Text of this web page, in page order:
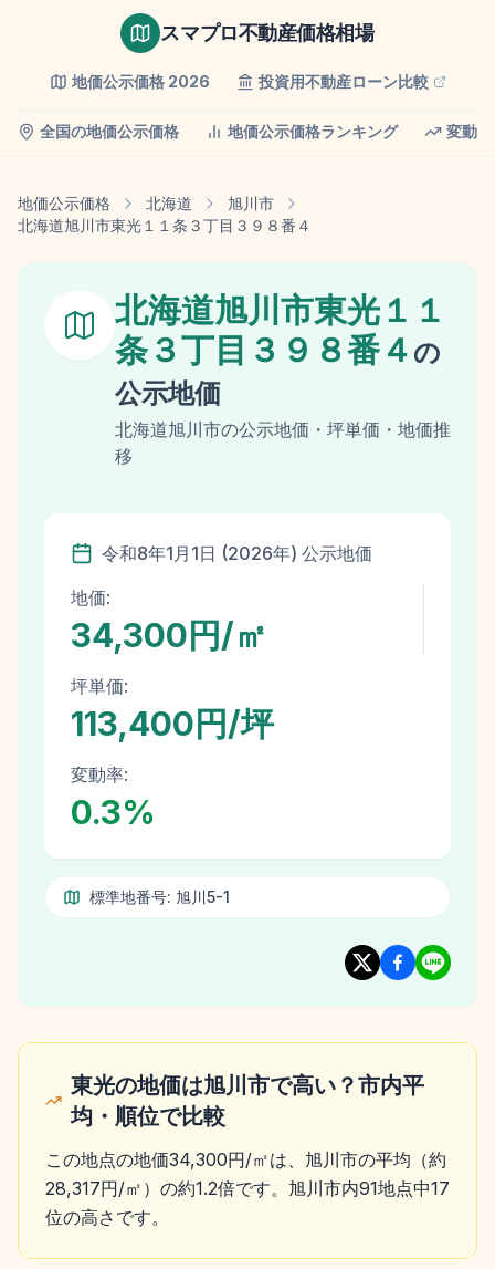
スマプロ不動産価格相場
地価公示価格 2026 投資用不動産ローン比較
全国の地価公示価格 地価公示価格ランキング 変動
地価公示価格 北海道
旭川市
北海道旭川市東光１１条３丁目３９８番４
北海道旭川市東光１１
条３丁目３９８番４ の
公示地価
北海道旭川市の公示地価 ・坪単価・地価推
移
令和8年1月1日 (2026年) 公示地価
地価:
34,300円/㎡
坪単価:
113,400円/坪
変動率:
0.3%
標準地番号: 旭川5-1
東光の地価は旭川市で高い？市内平
均・順位で比較
この地点の地価34,300円/㎡は、旭川市の平均（約
28,317円/㎡）の約1.2倍です。旭川市内91地点中17
位の高さです。